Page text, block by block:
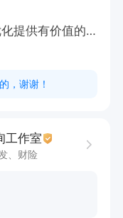
提供有价值的
，确保客户问
，谢谢！
工作室
、财险